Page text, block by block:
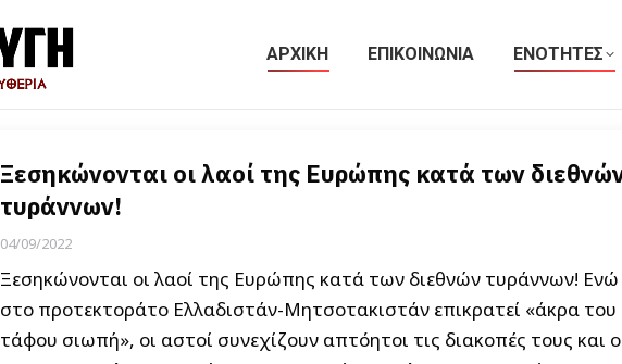
ΑΡΧΙΚΗ ΕΠΙΚΟΙΝΩΝΙΑ ΕΝΟΤΗΤΕΣ
Ξεσηκώνονται οι λαοί της Ευρώπης κατά των
τυράννων!
04/09/2022
Ξεσηκώνονται οι λαοί της Ευρώπης κατά των διεθνών τυράννων! Ενώ
στο προτεκτοράτο Ελλαδιστάν-Μητσοτακιστάν επικρατεί «άκρα του
τάφου σιωπή», οι αστοί συνεχίζουν απτόητοι τις διακοπές τους και